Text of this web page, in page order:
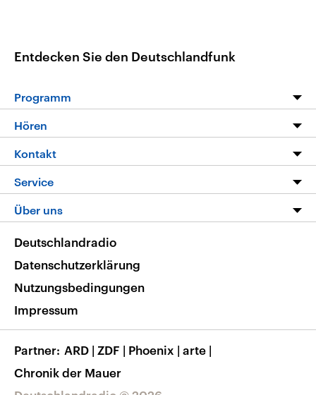
Entdecken Sie den Deutschlandfunk
Programm
Programm
Die Nachrichten
Nachrichtenleicht
Neue Beiträge auf dlf.de
Hören
Livestream
Podcasts
Deutschlandfunk App
Nachrichten App
Frequenzen
Kontakt
Hörerservice
Service
FAQ
Veranstaltungen
Musikliste
RSS
Über uns
Barrierefreiheit
Deutschlandradio
Datenschutzerklärung
Nutzungsbedingungen
Impressum
Partner ARD | ZDF | Phoenix | arte |
Chronik der Mauer